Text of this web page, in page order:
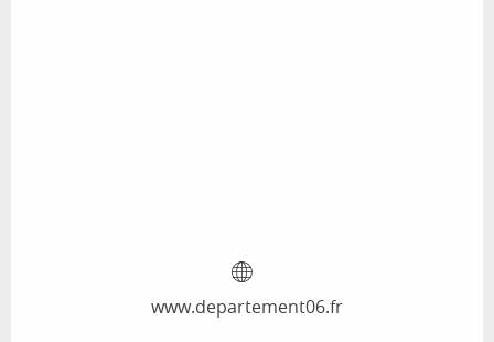
www.departement06.fr